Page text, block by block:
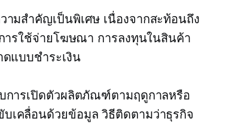
ามสำคัญเป็นพิเศษ เนื่องจากสะท้อนถึง
ารใช้จ่ายโฆษณา การลงทุนในสินค้า
แบบชำระเงิน
การเปิดตัวผลิตภัณฑ์ตามฤดูกาลหรือ
บเคลื่อนด้วยข้อมูล วิธีติดตามว่าธุรกิจ